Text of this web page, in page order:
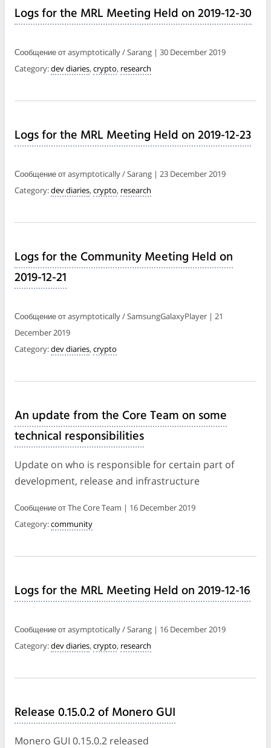
Logs for the MRL Meeting Held on 2019-12-30
Сообщение от asymptotically / Sarang | 30 December 2019
Category:dev diaries, crypto, research
Logs for the MRL Meeting Held on 2019-12-23
Сообщение от asymptotically / Sarang | 23 December 2019
Category:dev diaries, crypto, research
Logs for the Community Meeting Held on
2019-12-21
Сообщение от asymptotically / SamsungGalaxyPlayer | 21
December 2019
Category:dev diaries, crypto
An update from the Core Team on some
technical responsibilities
Update on who is responsible for certain part of
development, release and infrastructure
Сообщение от The Core Team | 16 December 2019
Category:community
Logs for the MRL Meeting Held on 2019-12-16
Сообщение от asymptotically / Sarang | 16 December 2019
Category:dev diaries, crypto, research
Release 0.15.0.2 of Monero GUI
Monero GUI 0.15.0.2 released